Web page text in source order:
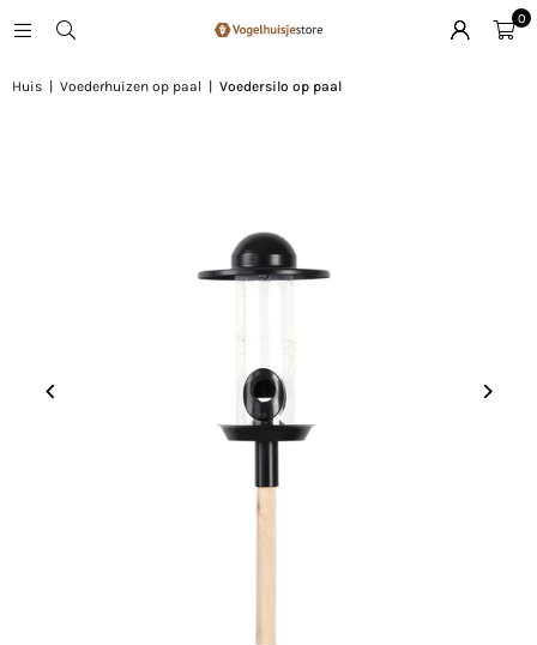
0
Huis Voederhuizen op paal Voedersilo op paal